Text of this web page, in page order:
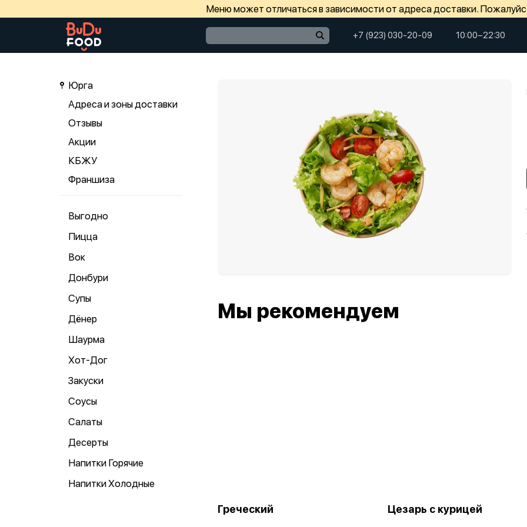
Меню может отличаться в зависимости от адреса доставки.
+7 (923) 030-20-09 10:00−22:30
Юрга
Адреса и зоны доставки
Отзывы
Акции
КБЖУ
Франшиза
Выгодно
Пицца
Вок
Донбури
Супы
Дёнер
Шаурма
Хот-Дог
Закуски
Соусы
Салаты
Десерты
Напитки Горячие
Напитки Холодные
Мы рекомендуем
Греческий Цезарь с курицей